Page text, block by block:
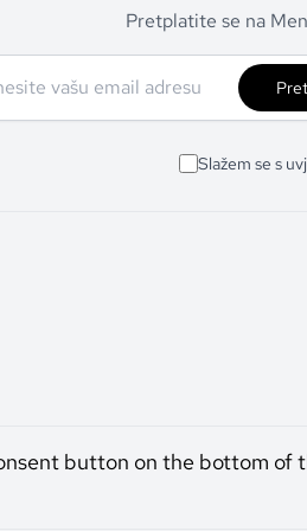
Pretplatite se na
Slažem se s
button on the bottom of